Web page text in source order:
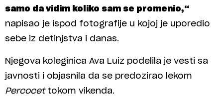
samo da vidim koliko sam se promenio,“
napisao je ispod fotografije u kojoj je uporedio
sebe iz detinjstva i danas.
Njegova koleginica Ava Luiz podelila je vesti sa
javnosti i objasnila da se predozirao lekom
Percocettokom vikenda.